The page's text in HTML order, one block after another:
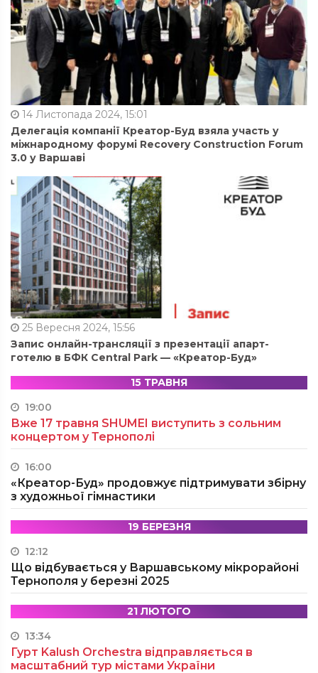
14 Листопада 2024, 15:01
Делегація компанії Креатор-Буд взяла участь у
міжнародному форумі Recovery Construction Forum
3.0 у Варшаві
25 Вересня 2024, 15:56
Запис онлайн-трансляції з презентації апарт-
готелю в БФК Central Park — «Креатор-Буд»
15 ТРАВНЯ
19:00
Вже 17 травня SHUMEI виступить з сольним
концертом у Тернополі
16:00
«Креатор-Буд» продовжує підтримувати збірну
з художньої гімнастики
19 БЕРЕЗНЯ
12:12
Що відбувається у Варшавському мікрорайоні
Тернополя у березні 2025
21 ЛЮТОГО
13:34
Гурт Kalush Orchestra відправляється в
масштабний тур містами України